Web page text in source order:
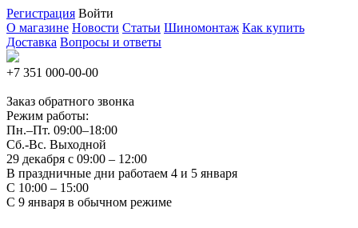
Регистрация Войти
О магазине Новости Статьи Шиномонтаж Как купить
Доставка Вопросы и ответы
+7 351 000-00-00
Заказ обратного звонка
Режим работы:
Пн.–Пт. 09:00–18:00
Сб.-Вс. Выходной
29 декабря с 09:00 – 12:00
В праздничные дни работаем 4 и 5 января
С 10:00 – 15:00
С 9 января в обычном режиме